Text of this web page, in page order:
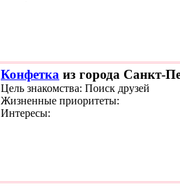
Конфетка из города Санкт-
Цель знакомства: Поиск друзей
Жизненные приоритеты:
Интересы: